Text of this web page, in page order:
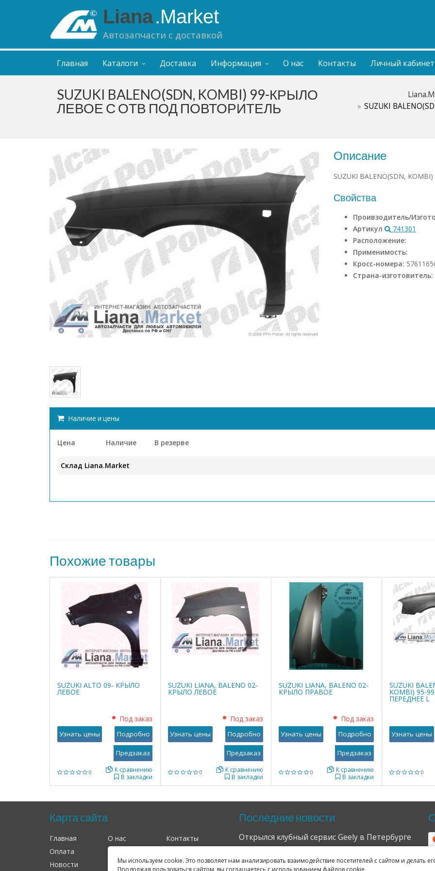
Мы используем cookie. Это позволяет нам анализировать взаимодействие посетителей с сайтом и делать
Продолжая пользоваться сайтом, вы соглашаетесь с использованием файлов cookie.
Liana.Market
Автозапчасти с доставкой
Главная Каталоги Доставка Информация О нас Контакты Личный кабинет
SUZUKI BALENO(SDN, KOMBI) 99-КРЫЛО
ЛЕВОЕ С ОТВ ПОД ПОВТОРИТЕЛЬ
SUZUKI
Описание
SUZUKI BALENO(SDN,
Свойства
Проивзодитель/
Артикул
741301
Расположение:
Применимость:
Кросс-номера:
Страна-изготовитель:
Наличие и цены
Цена Наличие В резерве
Склад Liana.Market
Похожие товары
SUZUKI ALTO 09- КРЫЛО
ЛЕВОЕ
0
Под заказ
В закладки
К сравнению
Узнать цены Подробно
SUZUKI LIANA, BALENO 02-
КРЫЛО ЛЕВОЕ
0
Под заказ
В закладки
К сравнению
Узнать цены Подробно
SUZUKI LIANA, BALENO 02-
КРЫЛО ПРАВОЕ
0
Под заказ
В закладки
К сравнению
Узнать цены Подробно
SUZUKI
KOMBI) 95-
ПЕРЕДНЕЕ L
0
Узнать цены
Карта сайта
Главная О нас
Контакты
Оплата
Доставка
Новости
Оферта Соглашение
Последние новости
Открылся клубный сервис Geely в Петербурге
Отзывы о нас в Яндексе и Гугле